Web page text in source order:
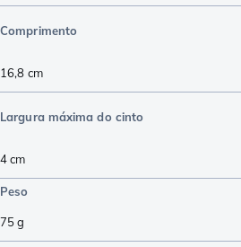
Comprimento
16,8 cm
Largura máxima do cinto
4cm
Peso
75g